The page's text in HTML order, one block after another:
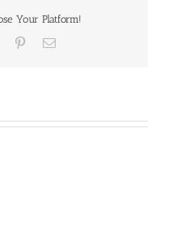
Your Platform!
PinterestCorreo